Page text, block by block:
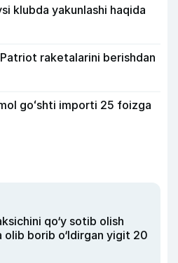
klubda yakunlashi haqida
raketalarini berishdan
goʻshti importi 25 foizga
qo‘y sotib olish
olib borib o‘ldirgan yigit 20